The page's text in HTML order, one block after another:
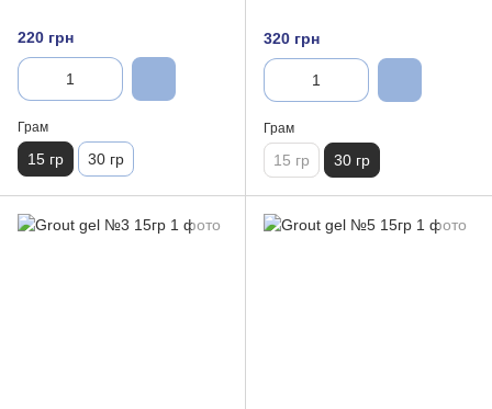
220 грн
Грам
15 гр 30 гр
320 грн
Грам
15 гр 30 гр